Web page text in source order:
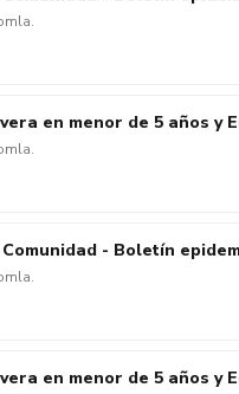
en menor de 5 años
- Boletín
en menor de 5 años